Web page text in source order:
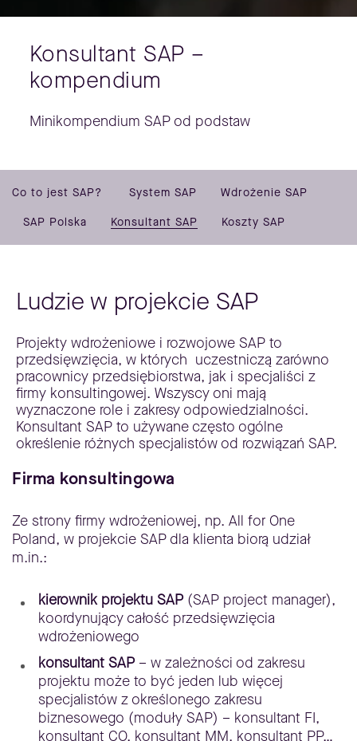
Konsultant SAP –
kompendium
Minikompendium SAP od podstaw
Co to jest SAP? System SAP
Wdrożenie SAP
SAP Polska
Konsultant SAP Koszty SAP
Ludzie w projekcie SAP
Projekty wdrożeniowe i rozwojowe SAP to
przedsięwzięcia, w których uczestniczą zarówno
pracownicy przedsiębiorstwa, jak i specjaliści z
firmy konsultingowej. Wszyscy oni mają
wyznaczone role i zakresy odpowiedzialności.
Konsultant SAP to używane często ogólne
określenie różnych specjalistów od rozwiązań SAP.
Firma konsultingowa
Ze strony firmy wdrożeniowej, np. All for One
Poland, w projekcie SAP dla klienta biorą udział
m.in.:
kierownik projektu SAP(SAP project manager),
koordynujący całość przedsięwzięcia
wdrożeniowego
konsultant SAP– w zależności od zakresu
projektu może to być jeden lub więcej
specjalistów z określonego zakresu
biznesowego (moduły SAP) – konsultant FI,
konsultant CO, konsultant MM, konsultant PP…